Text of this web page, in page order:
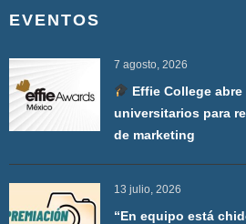
EVENTOS
7 agosto, 2026
Effie College
universitarios para
de marketing
13 julio, 2026
“En equipo está